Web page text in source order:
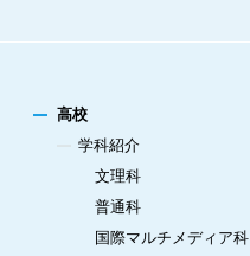
高校
学科紹介
文理科
普通科
国際マルチメディア科